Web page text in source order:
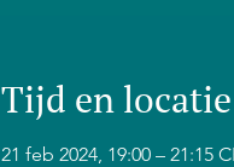
Tijd en locatie
21 feb 2024, 19:00 – 21:15